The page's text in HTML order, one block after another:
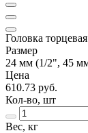
Головка
Размер
24 мм (1/2", 45
Цена
610.73 руб.
Кол-во, шт
Вес, кг